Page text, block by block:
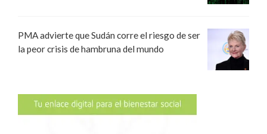
PMA advierte que Sudán corre el riesgo de ser
la peor crisis de hambruna del mundo